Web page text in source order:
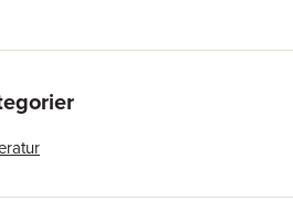
9780141032948